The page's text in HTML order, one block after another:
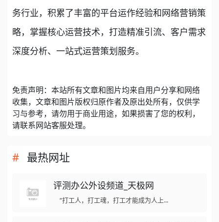
务行业，积累了丰富的平台运作经验和网络营销策
略，掌握核心运营技术，打造精准引流、客户需求
深度分析、一站式运营策划服务。
免责声明：本站所有文章和图片均来自用户分享和网络
收集，文章和图片版权归原作者及原出处所有，仅供学
习与参考，请勿用于商业用途，如果损害了您的权利，
请联系网站客服处理。
最热网址
评测办公外设频道_天极网
“打工人，打工魂，打工才能成为人上...